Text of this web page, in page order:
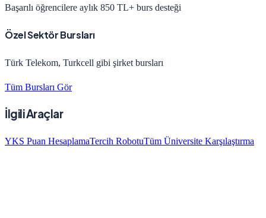
Başarılı öğrencilere aylık 850 TL+ burs desteği
Özel Sektör Bursları
Türk Telekom, Turkcell gibi şirket bursları
Tüm Bursları Gör
İlgili Araçlar
YKS Puan HesaplamaTercih RobotuTüm Üniversite Karşılaştırma